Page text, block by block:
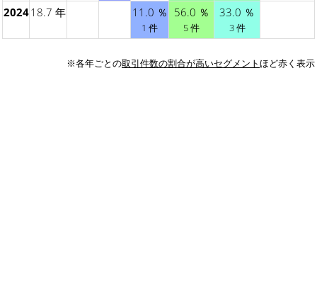
202418.7 年 11.0 ％
1 件
56.0 ％
5 件
33.0 ％
3 件
※各年ごとの取引件数の割合が高いセグメントほど赤く表示